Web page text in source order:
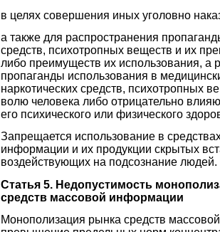
в целях совершения иных уголовно
а также для распространения
средств, психотропных веществ и их
либо преимуществ их использования, а
пропаганды использования в
наркотических средств, психотропных
волю человека либо отрицательно
его психического или физического
Запрещается использование в
информации и их продукции скрытых
воздействующих на подсознание людей.
Статья 5. Недопустимость
средств массовой информации
Монополизация рынка средств